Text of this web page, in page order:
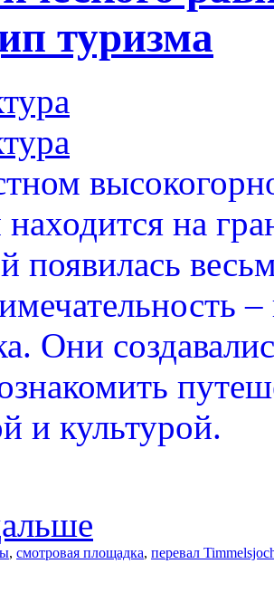
туризма
на
появилась
Они
и культурой.
, смотровая площадка, перевал